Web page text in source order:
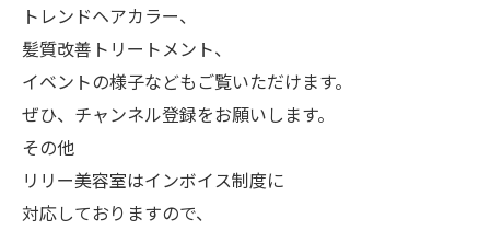
トレンドヘアカラー、
髪質改善トリートメント、
イベントの様子などもご覧いただけます。
ぜひ、チャンネル登録をお願いします。
その他
リリー美容室はインボイス制度に
対応しておりますので、